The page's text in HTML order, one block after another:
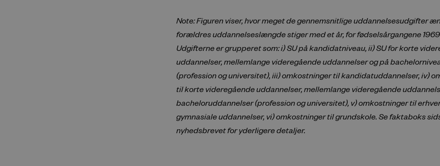
Note: Figuren viser, hvor meget de gennemsnitlige uddannelsesudgifter
forældres uddannelseslængde stiger med et år, for fødselsårgangene
Udgifterne er grupperet som: i) SU på kandidatniveau, ii) SU for korte
uddannelser, mellemlange videregående uddannelser og på
(profession og universitet), iii) omkostninger til kandidatuddannelser, iv)
til korte videregående uddannelser, mellemlange videregående
bacheloruddannelser (profession og universitet), v) omkostninger til
gymnasiale uddannelser, vi) omkostninger til grundskole. Se faktaboks
nyhedsbrevet for yderligere detaljer.